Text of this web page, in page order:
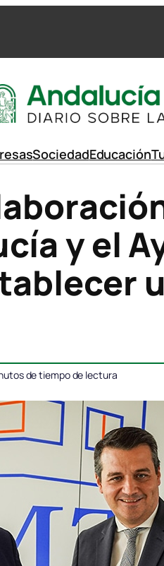
SociedadEducación
y el
de tiempo de lectura